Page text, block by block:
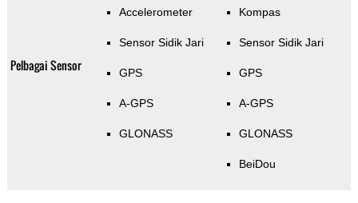
Pelbagai Sensor
Accelerometer
Sensor Sidik Jari
GPS
A-GPS
GLONASS
Kompas
Sensor Sidik Jari
GPS
A-GPS
GLONASS
BeiDou